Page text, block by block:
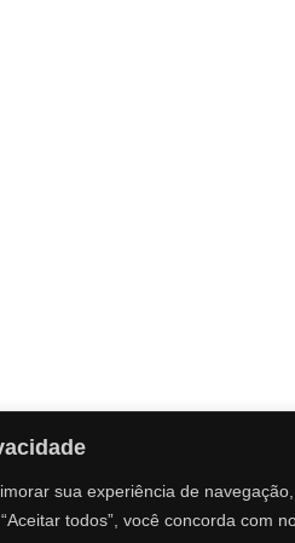
sua experiência de
todos”, você concorda com